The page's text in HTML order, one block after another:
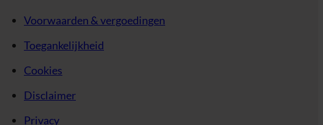
Voorwaarden & vergoedingen
Toegankelijkheid
Cookies
Disclaimer
Privacy